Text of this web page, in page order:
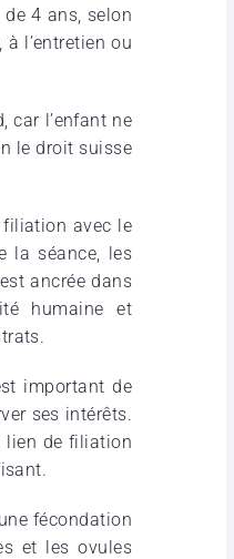
4 ans, selon
l’entretien ou
car l’enfant ne
le droit suisse
filiation avec le
la séance, les
ancrée dans
humaine et
important de
ses intérêts.
lien de filiation
fécondation
et les ovules